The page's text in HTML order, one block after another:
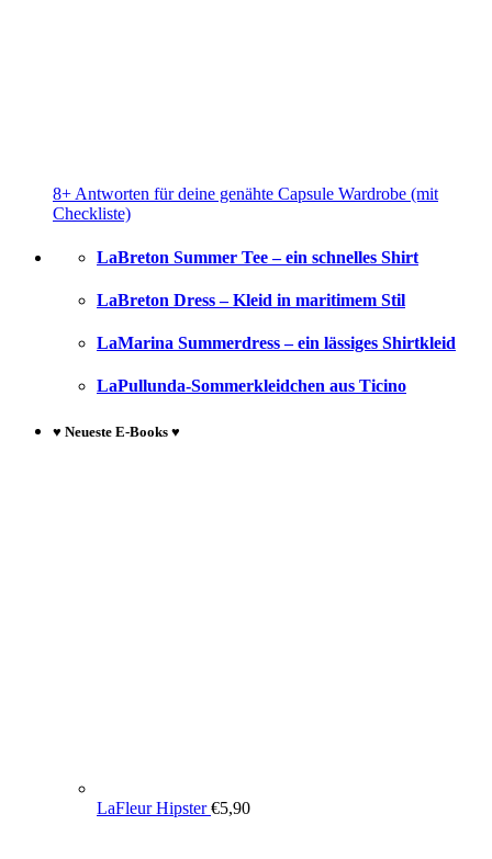
8+ Antworten für deine genähte Capsule Wardrobe (mit
Checkliste)
LaBreton Summer Tee – ein schnelles Shirt
LaBreton Dress – Kleid in maritimem Stil
LaMarina Summerdress – ein lässiges Shirtkleid
LaPullunda-Sommerkleidchen aus Ticino
♥ Neueste E-Books ♥
LaFleur Hipster €5,90